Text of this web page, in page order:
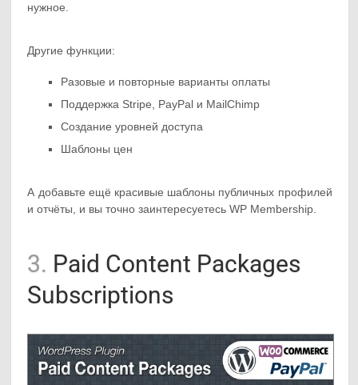
нужное.
Другие функции:
Разовые и повторные варианты оплаты
Поддержка Stripe, PayPal и MailChimp
Создание уровней доступа
Шаблоны цен
А добавьте ещё красивые шаблоны публичных профилей
и отчёты, и вы точно заинтересуетесь WP Membership.
3. Paid Content Packages
Subscriptions